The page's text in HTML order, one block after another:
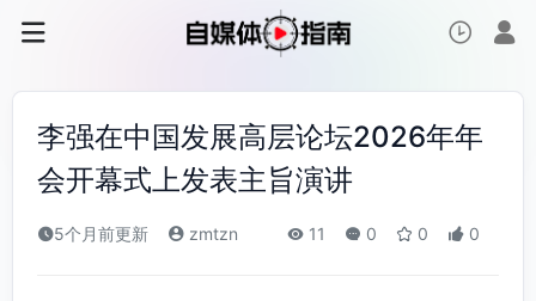
李强在中国发展高层论坛2026年年
会开幕式上发表主旨演讲
5个月前更新 zmtzn 11 0 0 0